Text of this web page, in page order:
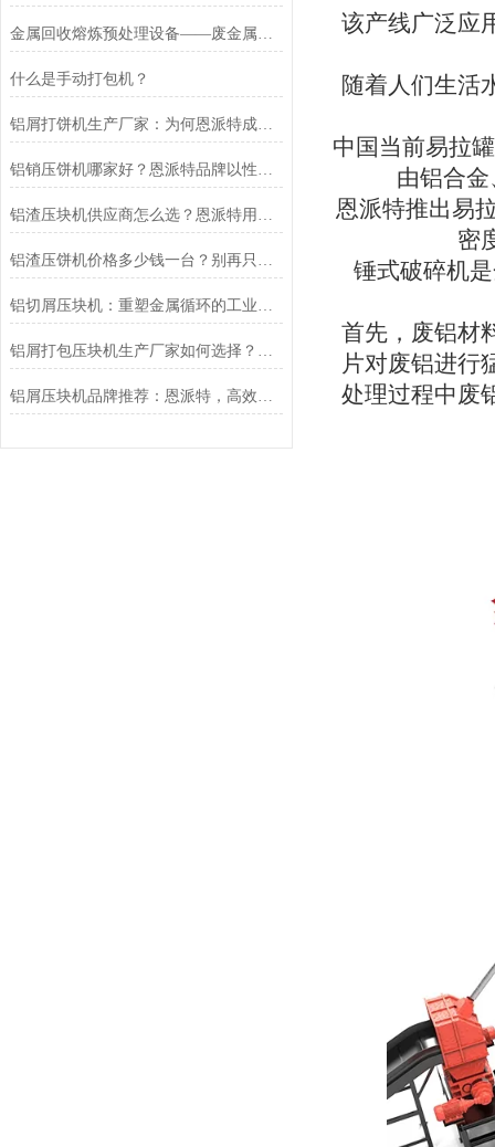
金属回收熔炼预处理设备——废金属锤击撕碎机
什么是手动打包机？
铝屑打饼机生产厂家：为何恩派特成为行业优选？
铝销压饼机哪家好？恩派特品牌以性能标准
铝渣压块机供应商怎么选？恩派特用实力告诉你答案
铝渣压饼机价格多少钱一台？别再只看报价，恩派特带您算清“效益账”
铝切屑压块机：重塑金属循环的工业基石
铝屑打包压块机生产厂家如何选择？恩派特品牌实力行业
铝屑压块机品牌推荐：恩派特，高效处理与资源回收的选择
该产线广泛应
随着人们生活
中国当前易拉
由铝合
恩派特推出易
密
锤式破碎机
首先，废铝材
片对废铝进行
处理过程中废